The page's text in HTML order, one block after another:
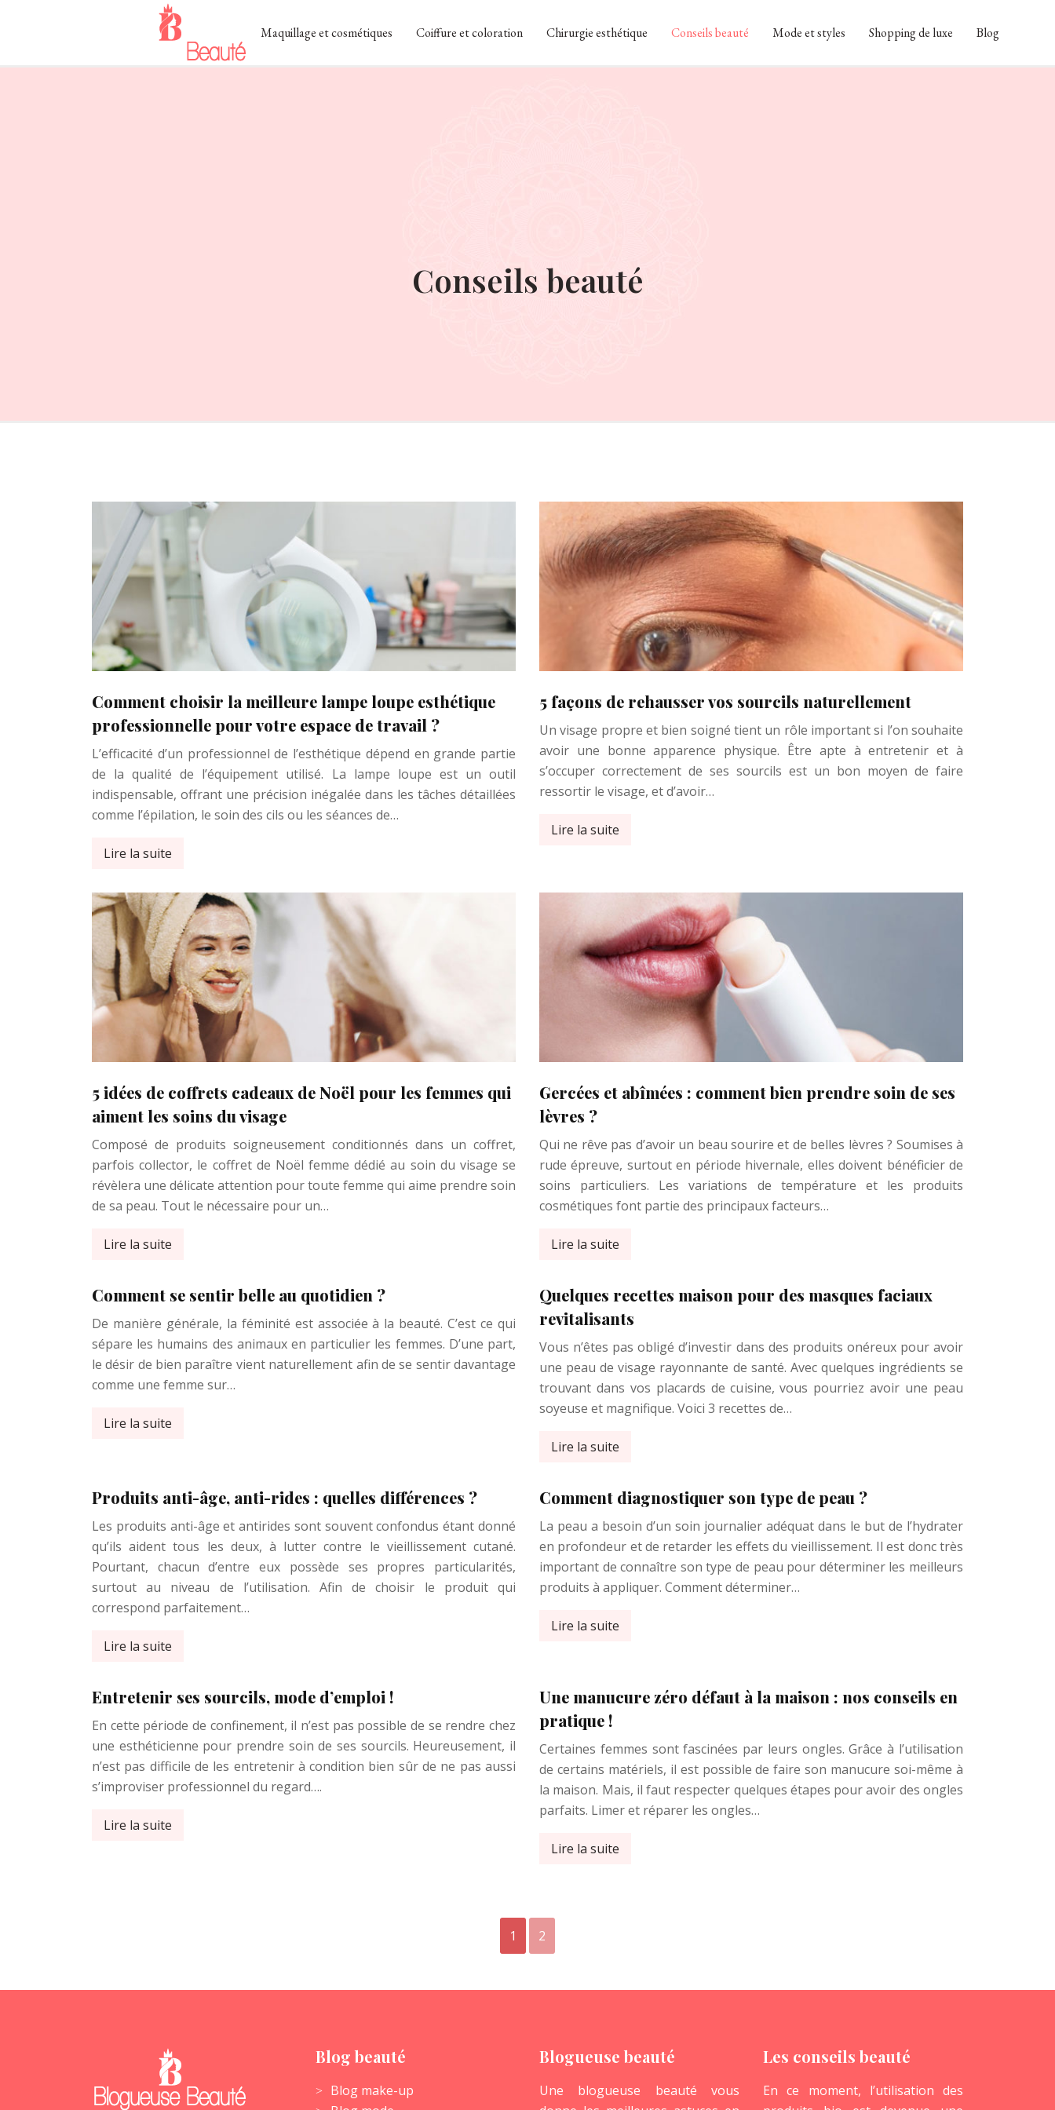
Maquillage et cosmétiques Coiffure et coloration Chirurgie esthétique Conseils beauté Mode et styles Shopping de luxe Blog
Conseils beauté
Comment choisir la meilleure lampe loupe esthétique
professionnelle pour votre espace de travail ?
L’efficacité d’un professionnel de l’esthétique dépend en grande partie
de la qualité de l’équipement utilisé. La lampe loupe est un outil
indispensable, offrant une précision inégalée dans les tâches détaillées
comme l’épilation, le soin des cils ou les séances de…
Lire la suite
5 façons de rehausser vos sourcils naturellement
Un visage propre et bien soigné tient un rôle important si l’on souhaite
avoir une bonne apparence physique. Être apte à entretenir et à
s’occuper correctement de ses sourcils est un bon moyen de faire
ressortir le visage, et d’avoir…
Lire la suite
5 idées de coffrets cadeaux de Noël pour les femmes qui
aiment les soins du visage
Composé de produits soigneusement conditionnés dans un coffret,
parfois collector, le coffret de Noël femme dédié au soin du visage se
révèlera une délicate attention pour toute femme qui aime prendre soin
de sa peau. Tout le nécessaire pour un…
Lire la suite
Gercées et abîmées : comment bien prendre soin de ses
lèvres ?
Qui ne rêve pas d’avoir un beau sourire et de belles lèvres ? Soumises à
rude épreuve, surtout en période hivernale, elles doivent bénéficier de
soins particuliers. Les variations de température et les produits
cosmétiques font partie des principaux facteurs…
Lire la suite
Comment se sentir belle au quotidien ?
De manière générale, la féminité est associée à la beauté. C’est ce qui
sépare les humains des animaux en particulier les femmes. D’une part,
le désir de bien paraître vient naturellement afin de se sentir davantage
comme une femme sur…
Lire la suite
Quelques recettes maison pour des masques faciaux
revitalisants
Vous n’êtes pas obligé d’investir dans des produits onéreux pour avoir
une peau de visage rayonnante de santé. Avec quelques ingrédients se
trouvant dans vos placards de cuisine, vous pourriez avoir une peau
soyeuse et magnifique. Voici 3 recettes de…
Lire la suite
Produits anti-âge, anti-rides : quelles différences ?
Les produits anti-âge et antirides sont souvent confondus étant donné
qu’ils aident tous les deux, à lutter contre le vieillissement cutané.
Pourtant, chacun d’entre eux possède ses propres particularités,
surtout au niveau de l’utilisation. Afin de choisir le produit qui
correspond parfaitement…
Lire la suite
Comment diagnostiquer son type de peau ?
La peau a besoin d’un soin journalier adéquat dans le but de l’hydrater
en profondeur et de retarder les effets du vieillissement. Il est donc très
important de connaître son type de peau pour déterminer les meilleurs
produits à appliquer. Comment déterminer…
Lire la suite
Entretenir ses sourcils, mode d’emploi !
En cette période de confinement, il n’est pas possible de se rendre chez
une esthéticienne pour prendre soin de ses sourcils. Heureusement, il
n’est pas difficile de les entretenir à condition bien sûr de ne pas aussi
s’improviser professionnel du regard….
Lire la suite
Une manucure zéro défaut à la maison : nos conseils en
pratique !
Certaines femmes sont fascinées par leurs ongles. Grâce à l’utilisation
de certains matériels, il est possible de faire son manucure soi-même à
la maison. Mais, il faut respecter quelques étapes pour avoir des ongles
parfaits. Limer et réparer les ongles…
Lire la suite
1 2
Blog beauté
Blog make-up
Blogueuse beauté
Une blogueuse beauté vous
Les conseils beauté
En ce moment, l’utilisation des